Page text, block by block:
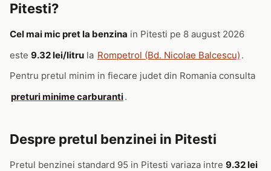
Pitesti?
Cel mai mic pret la benzina in Pitesti pe 8 august 2026
este 9.32 lei/litru la Rompetrol (Bd. Nicolae Balcescu) .
Pentru pretul minim in fiecare judet din Romania consulta
preturi minime carburanti.
Despre pretul benzinei in Pitesti
Pretul benzinei standard 95 in Pitesti variaza intre 9.32 lei